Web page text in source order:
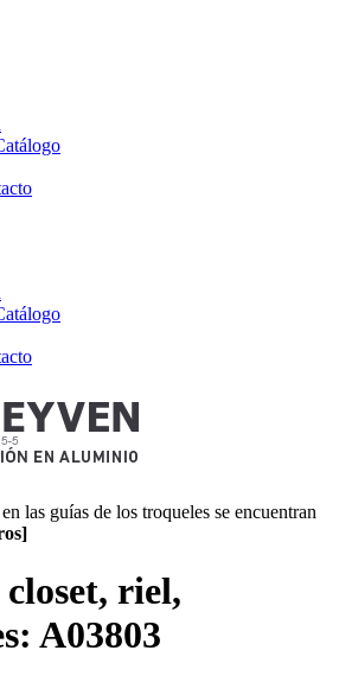
las guías de los troqueles se encuentran
riel,
A03803